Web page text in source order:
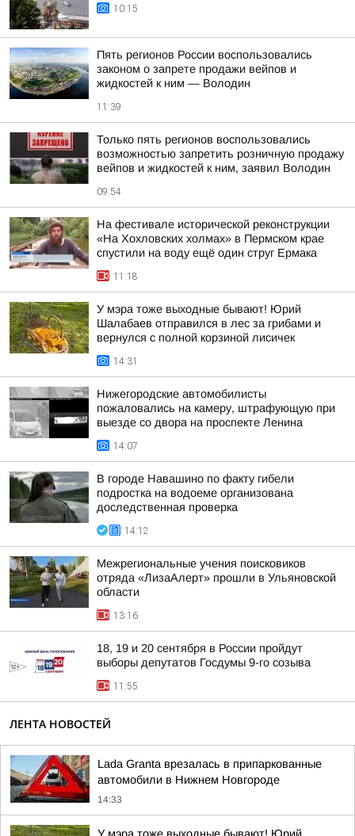
10:15
Пять регионов России воспользовались
законом о запрете продажи вейпов и
жидкостей к ним — Володин
11:39
Только пять регионов воспользовались
возможностью запретить розничную продажу
вейпов и жидкостей к ним, заявил Володин
09:54
На фестивале исторической реконструкции
«На Хохловских холмах» в Пермском крае
спустили на воду ещё один струг Ермака
11:18
У мэра тоже выходные бывают! Юрий
Шалабаев отправился в лес за грибами и
вернулся с полной корзиной лисичек
14:31
Нижегородские автомобилисты
пожаловались на камеру, штрафующую при
выезде со двора на проспекте Ленина
14:07
В городе Навашино по факту гибели
подростка на водоеме организована
доследственная проверка
14:12
Межрегиональные учения поисковиков
отряда «ЛизаАлерт» прошли в Ульяновской
области
13:16
18, 19 и 20 сентября в России пройдут
выборы депутатов Госдумы 9-го созыва
11:55
ЛЕНТА НОВОСТЕЙ
Lada Granta врезалась в припаркованные
автомобили в Нижнем Новгороде
14:33